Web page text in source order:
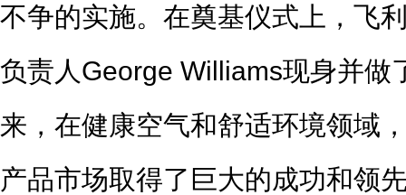
不争的实施。在奠基仪式上，飞
负责人George Williams现身并做
来，在健康空气和舒适环境领域
产品市场取得了巨大的成功和领